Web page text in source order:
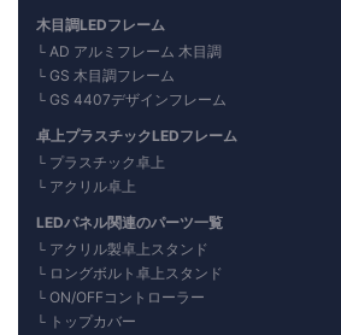
木目調LEDフレーム
AD アルミフレーム 木目調
GS 木目調フレーム
GS 4407デザインフレーム
卓上プラスチックLEDフレーム
プラスチック卓上
アクリル卓上
LEDパネル関連のパーツ一覧
アクリル製卓上スタンド
ロングボルト卓上スタンド
ON/OFFコントローラー
トップカバー